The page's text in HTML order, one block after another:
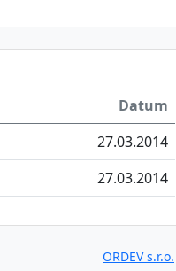
Datum
27.03.2014
27.03.2014
ORDEV s.r.o.